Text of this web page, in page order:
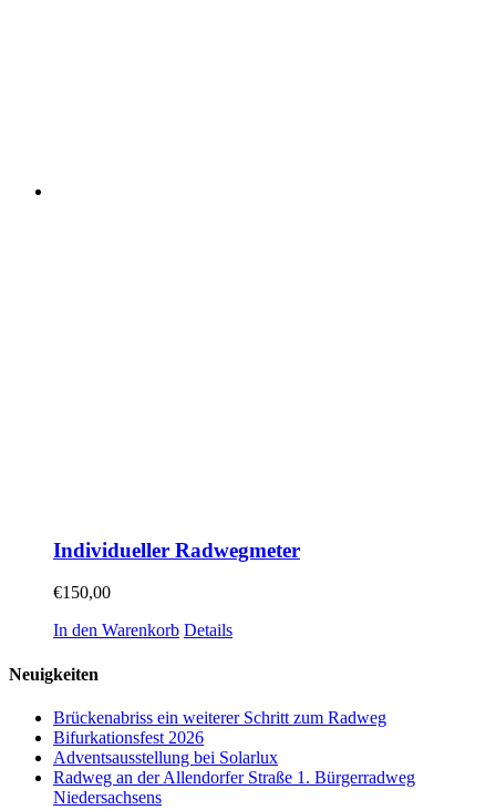
Individueller Radwegmeter
€150,00
In den Warenkorb Details
Neuigkeiten
Brückenabriss ein weiterer Schritt zum Radweg
Bifurkationsfest 2026
Adventsausstellung bei Solarlux
Radweg an der Allendorfer Straße 1. Bürgerradweg
Niedersachsens